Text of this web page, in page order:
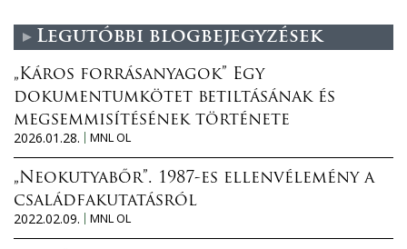
Legutóbbi blogbejegyzések
„Káros forrásanyagok” Egy
dokumentumkötet betiltásának és
megsemmisítésének története
2026.01.28.
MNL OL
„Neokutyabőr”. 1987-es ellenvélemény a
családfakutatásról
2022.02.09.
MNL OL